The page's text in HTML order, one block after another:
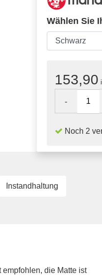
Wählen Sie
153,90
-
Noch 2
Instandhaltung
die Matte ist